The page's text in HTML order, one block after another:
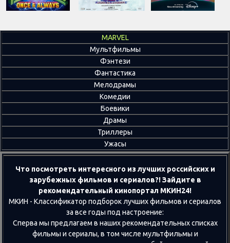
MARVEL
Мультфильмы
Фэнтези
Фантастика
Мелодрамы
Комедии
Боевики
Драмы
Триллеры
Ужасы
Что посмотреть интересного из лучших российских и
зарубежных фильмов и сериалов?! Зайдите в
рекомендательный кинопортал МКИН24!
МКИН - Классификатор подборок лучших фильмов и сериалов
за все годы под настроение:
Сперва мы предлагаем в наших рекомендательных списках
фильмы и сериалы, в том числе мультфильмы и